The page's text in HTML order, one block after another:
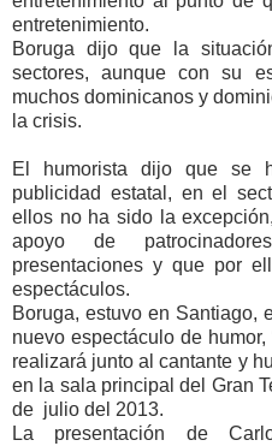
entretenimiento.
Boruga dijo que la
sectores, aunque con su
muchos dominicanos y
la crisis.
El humorista dijo que se
publicidad estatal, en el
ellos no ha sido la
apoyo de
presentaciones y que por
espectáculos.
Boruga, estuvo en Santiago,
nuevo espectáculo de humor,
realizará junto al cantante y
en la sala principal del Gran
de julio del 2013.
La presentación de